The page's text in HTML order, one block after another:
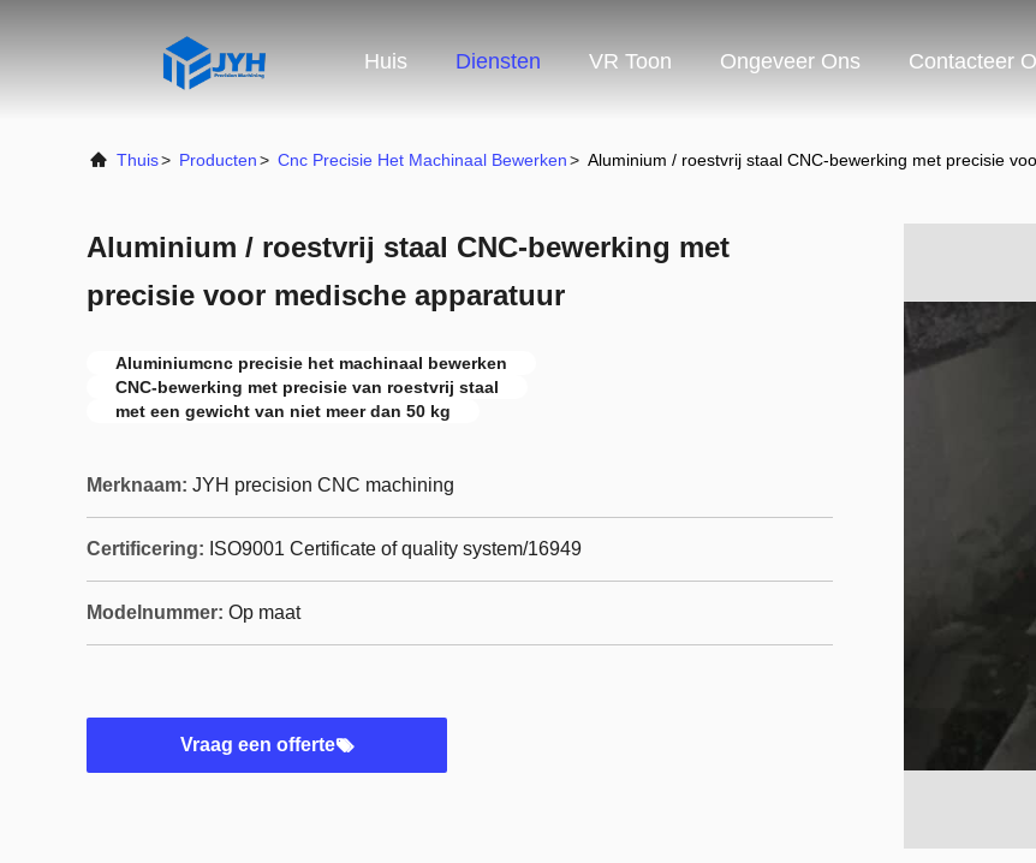
Huis Diensten VR Toon Ongeveer Ons Contacteer
Thuis> Producten> Cnc Precisie Het Machinaal Bewerken> Aluminium / roestvrij staal CNC-bewerking met precisie
Aluminium / roestvrij staal CNC-bewerking met
precisie voor medische apparatuur
Aluminiumcnc precisie het machinaal bewerken
CNC-bewerking met precisie van roestvrij staal
met een gewicht van niet meer dan 50 kg
Merknaam: JYH precision CNC machining
Certificering: ISO9001 Certificate of quality system/16949
Modelnummer: Op maat
Vraag een offerte